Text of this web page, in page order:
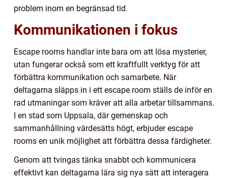
problem inom en begränsad tid.
Kommunikationen i fokus
Escape rooms handlar inte bara om att lösa mysterier,
utan fungerar också som ett kraftfullt verktyg för att
förbättra kommunikation och samarbete. När
deltagarna släpps in i ett escape room ställs de inför en
rad utmaningar som kräver att alla arbetar tillsammans.
I en stad som Uppsala, där gemenskap och
sammanhållning värdesätts högt, erbjuder escape
rooms en unik möjlighet att förbättra dessa färdigheter.
Genom att tvingas tänka snabbt och kommunicera
effektivt kan deltagarna lära sig nya sätt att interagera